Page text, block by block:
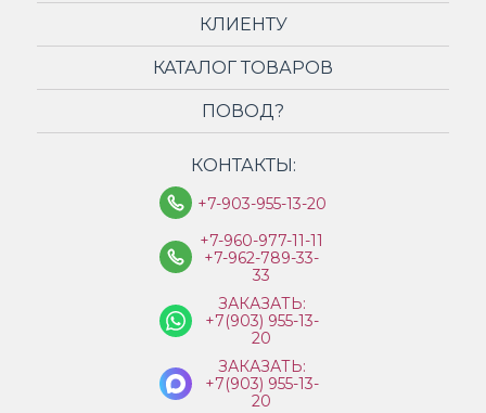
КЛИЕНТУ
КАТАЛОГ ТОВАРОВ
ПОВОД?
КОНТАКТЫ:
+7-903-955-13-20
+7-960-977-11-11
+7-962-789-33-
33
ЗАКАЗАТЬ:
+7(903) 955-13-
20
ЗАКАЗАТЬ:
+7(903) 955-13-
20